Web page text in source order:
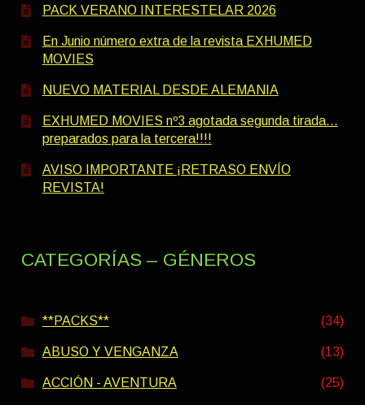
PACK VERANO INTERESTELAR 2026
En Junio número extra de la revista EXHUMED
MOVIES
NUEVO MATERIAL DESDE ALEMANIA
EXHUMED MOVIES nº3 agotada segunda tirada…
preparados para la tercera!!!!
AVISO IMPORTANTE ¡RETRASO ENVÍO
REVISTA!
CATEGORÍAS – GÉNEROS
**PACKS** (34)
ABUSO Y VENGANZA (13)
ACCIÓN - AVENTURA (25)